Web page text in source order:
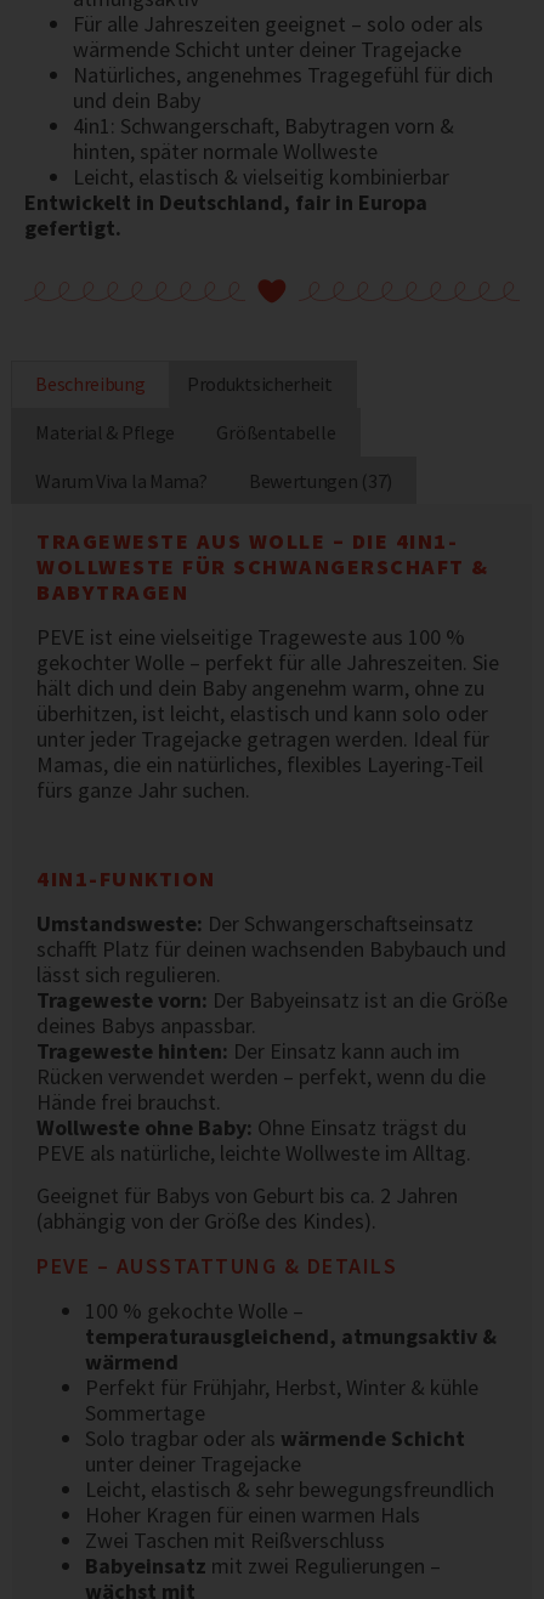
Für alle Jahreszeiten geeignet – solo oder als
wärmende Schicht unter deiner Tragejacke
Natürliches, angenehmes Tragegefühl für dich
und dein Baby
4in1: Schwangerschaft, Babytragen vorn &
hinten, später normale Wollweste
Leicht, elastisch & vielseitig kombinierbar
Entwickelt in Deutschland, fair in Europa
gefertigt.
Beschreibung
Produktsicherheit
Material & Pflege
Größentabelle
Warum Viva la Mama?
Bewertungen (37)
TRAGEWESTE AUS WOLLE – DIE 4IN1-
WOLLWESTE FÜR SCHWANGERSCHAFT &
BABYTRAGEN
PEVE ist eine vielseitige Trageweste aus 100 %
gekochter Wolle – perfekt für alle Jahreszeiten. Sie
hält dich und dein Baby angenehm warm, ohne zu
überhitzen, ist leicht, elastisch und kann solo oder
unter jeder Tragejacke getragen werden. Ideal für
Mamas, die ein natürliches, flexibles Layering-Teil
fürs ganze Jahr suchen.
4IN1-FUNKTION
Umstandsweste: Der Schwangerschaftseinsatz
schafft Platz für deinen wachsenden Babybauch und
lässt sich regulieren.
Trageweste vorn: Der Babyeinsatz ist an die Größe
deines Babys anpassbar.
Trageweste hinten: Der Einsatz kann auch im
Rücken verwendet werden – perfekt, wenn du die
Hände frei brauchst.
Wollweste ohne Baby: Ohne Einsatz trägst du
PEVE als natürliche, leichte Wollweste im Alltag.
Geeignet für Babys von Geburt bis ca. 2 Jahren
(abhängig von der Größe des Kindes).
PEVE – AUSSTATTUNG & DETAILS
100 % gekochte Wolle –
temperaturausgleichend, atmungsaktiv &
wärmend
Perfekt für Frühjahr, Herbst, Winter & kühle
Sommertage
Solo tragbar oder als wärmende Schicht
unter deiner Tragejacke
Leicht, elastisch & sehr bewegungsfreundlich
Hoher Kragen für einen warmen Hals
Zwei Taschen mit Reißverschluss
Babyeinsatz mit zwei Regulierungen –
wächst mit